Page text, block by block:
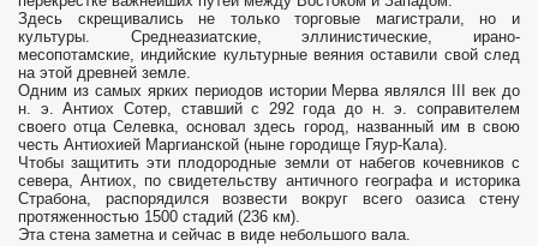
Здесь скрещивались не только торговые магистрали, но и
культуры. Среднеазиатские, эллинистические, ирано-
месопотамские, индийские культурные веяния оставили свой след
на этой древней земле.
Одним из самых ярких периодов истории Мерва являлся III век до
н. э. Антиох Сотер, ставший с 292 года до н. э. соправителем
своего отца Селевка, основал здесь город, названный им в свою
честь Антиохией Маргианской (ныне городище Гяур-Кала).
Чтобы защитить эти плодородные земли от набегов кочевников с
севера, Антиох, по свидетельству античного географа и историка
Страбона, распорядился возвести вокруг всего оазиса стену
протяженностью 1500 стадий (236 км).
Эта стена заметна и сейчас в виде небольшого вала.